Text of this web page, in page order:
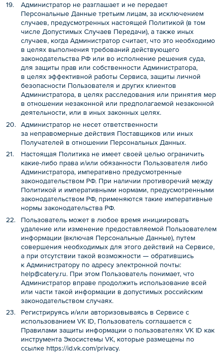
Администратор не разглашает и не передает
Персональные Данные третьим лицам, за исключением
случаев, предусмотренных настоящей Политикой (в том
числе Допустимых Случаев Передачи), а также иных
случаев, когда Администратор считает, что это необходимо
в целях выполнения требований действующего
законодательства РФ или во исполнение решения суда,
для защиты прав или собственности Администратора,
в целях эффективной работы Сервиса, защиты личной
безопасности Пользователя и других клиентов
Администратора, в целях расследования или принятия мер
в отношении незаконной или предполагаемой незаконной
деятельности, или в иных законных целях.
Администратор не несет ответственности
за неправомерные действия Поставщиков или иных
Получателей в отношении Персональных Данных.
Настоящая Политика не имеет своей целью ограничить
какие-либо права и/или обязанности Пользователя либо
Администратора, императивно предусмотренные
законодательством РФ. При наличии противоречий между
Политикой и императивными нормами, предусмотренными
законодательством РФ, применяются такие императивные
нормы законодательства РФ.
Пользователь может в любое время инициировать
удаление или изменение предоставляемой Пользователем
информации (включая Персональные Данные), путем
совершения необходимых для этого действий на Сервисе,
а при отсутствии такой возможности — обратившись
к Администратору по адресу электронной почты:
help@catery.ru. При этом Пользователь понимает, что
Администратор вправе продолжить использование всей
или части такой информации в допустимых российским
законодательством случаях.
Регистрируясь и/или авторизовываясь в Сервисе с
использованием VK ID, Пользователь соглашается с
Правилами защиты информации о пользователях VK ID как
инструмента Экосистемы VK, которые размещены по
ссылке https://id.vk.com/privacy.